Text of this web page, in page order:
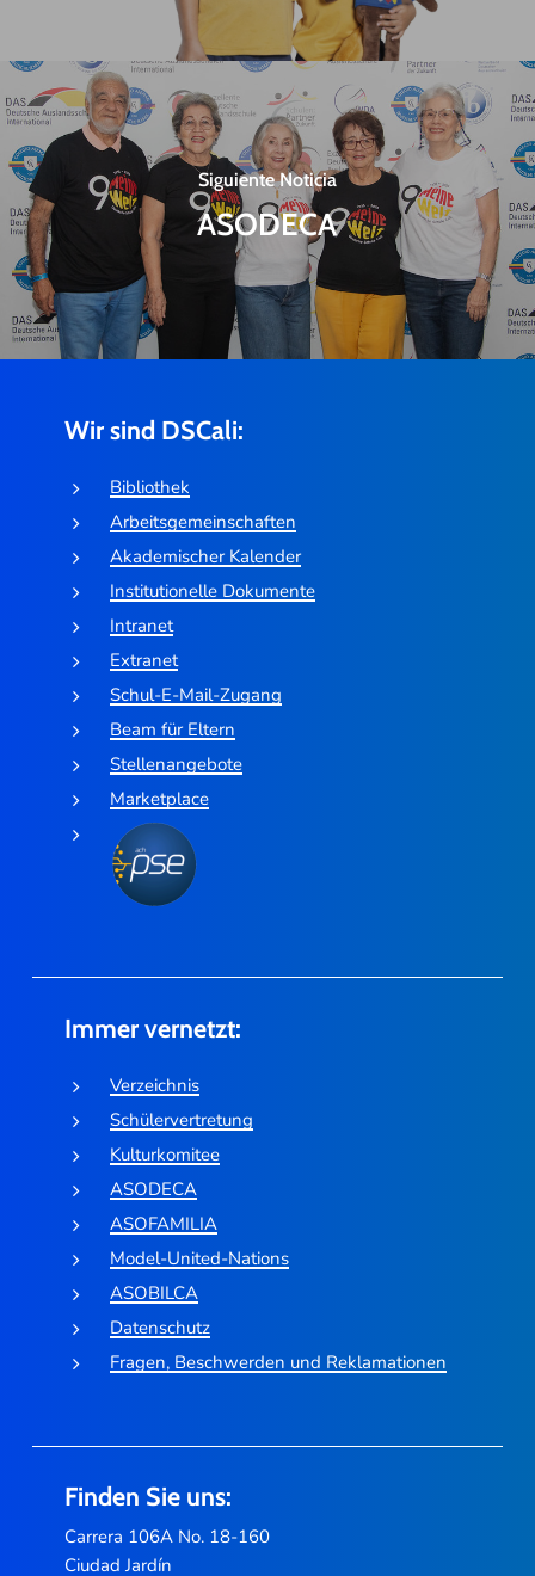
Siguiente Noticia
ASODECA
Wir sind DSCali:
Bibliothek
Arbeitsgemeinschaften
Akademischer Kalender
Institutionelle Dokumente
Intranet
Extranet
Schul-E-Mail-Zugang
Beam für Eltern
Stellenangebote
Marketplace
Immer vernetzt:
Verzeichnis
Schülervertretung
Kulturkomitee
ASODECA
ASOFAMILIA
Model-United-Nations
ASOBILCA
Datenschutz
Fragen, Beschwerden und Reklamationen
Finden Sie uns:
Carrera 106A No. 18-160
Ciudad Jardín